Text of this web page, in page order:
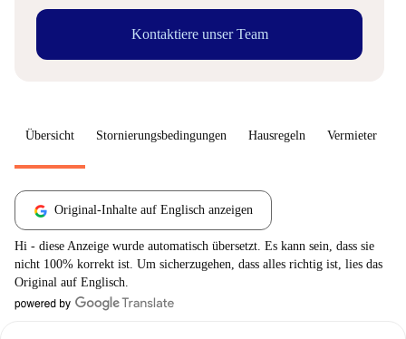
Kontaktiere unser Team
Übersicht Stornierungsbedingungen Hausregeln Vermieter
Original-Inhalte auf Englisch anzeigen
Hi - diese Anzeige wurde automatisch übersetzt. Es kann sein, dass sie
nicht 100% korrekt ist. Um sicherzugehen, dass alles richtig ist, lies das
Original auf Englisch.